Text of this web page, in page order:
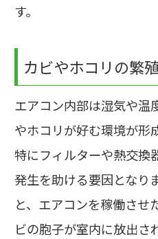
す。
カビやホコリの繁
エアコン内部は湿気や温
やホコリが好む環境が形
特にフィルターや熱交換
発生を助ける要因となり
と、エアコンを稼働させ
ビの胞子が室内に放出さ